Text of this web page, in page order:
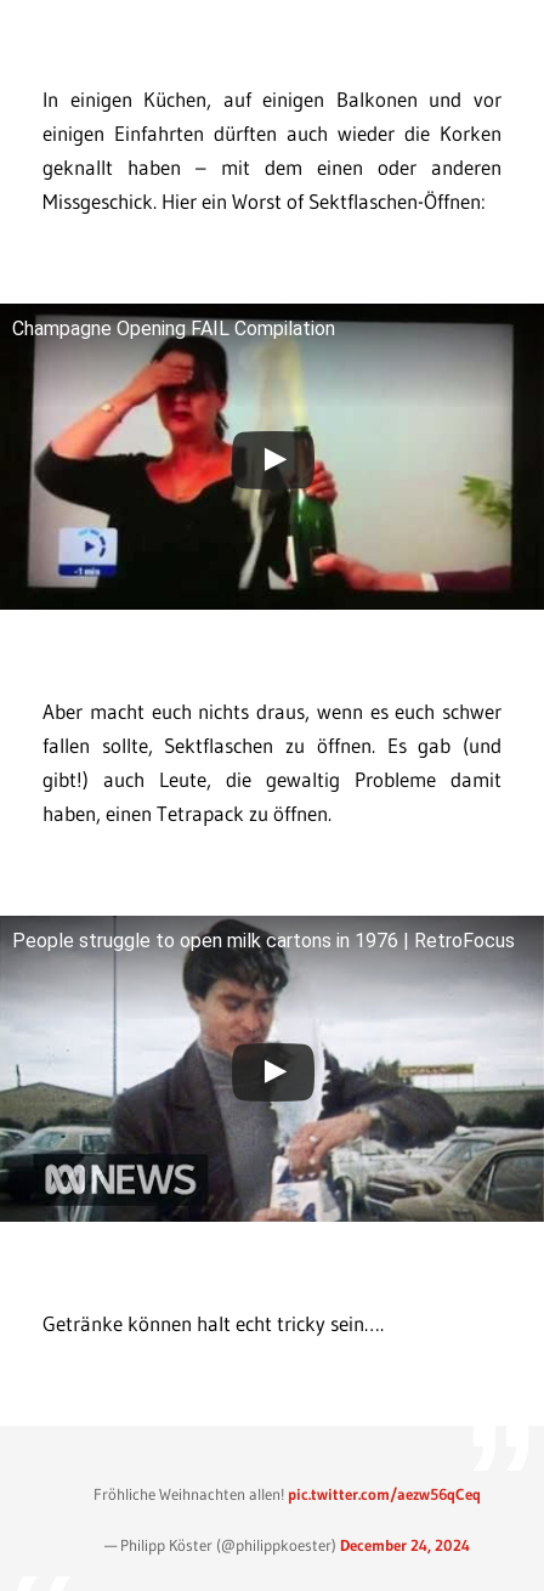
In einigen Küchen, auf einigen Balkonen und vor
einigen Einfahrten dürften auch wieder die Korken
geknallt haben – mit dem einen oder anderen
Missgeschick. Hier ein Worst of Sektflaschen-Öffnen:
Champagne Opening FAIL Compilation
Aber macht euch nichts draus, wenn es euch schwer
fallen sollte, Sektflaschen zu öffnen. Es gab (und
gibt!) auch Leute, die gewaltig Probleme damit
haben, einen Tetrapack zu öffnen.
People struggle to open milk cartons in 1976 | RetroFocus
Getränke können halt echt tricky sein….
Fröhliche Weihnachten allen! pic.twitter.com/aezw56qCeq
— Philipp Köster (@philippkoester) December 24, 2024